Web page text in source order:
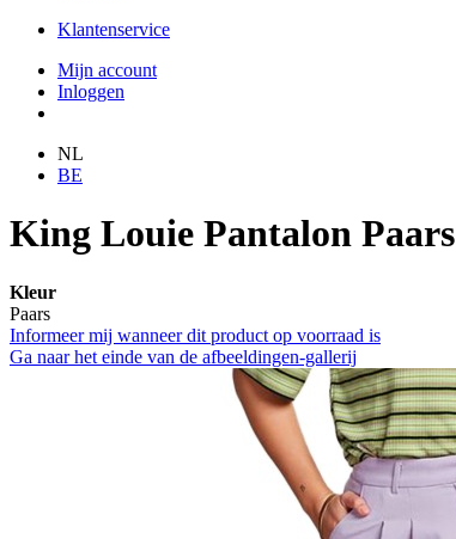
Klantenservice
Mijn account
Inloggen
NL
BE
King Louie Pantalon Paars
Kleur
Paars
Informeer mij wanneer dit product op voorraad is
Ga naar het einde van de afbeeldingen-gallerij